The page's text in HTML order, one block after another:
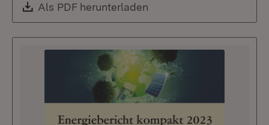
Download:
Als PDF herunterladen